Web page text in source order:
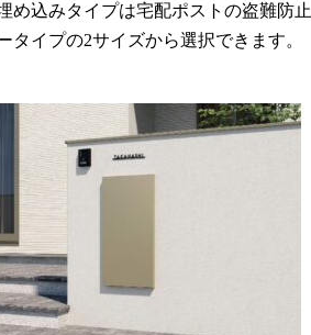
め込みタイプは宅配ポストの盗難防止
イプの2サイズから選択できます。